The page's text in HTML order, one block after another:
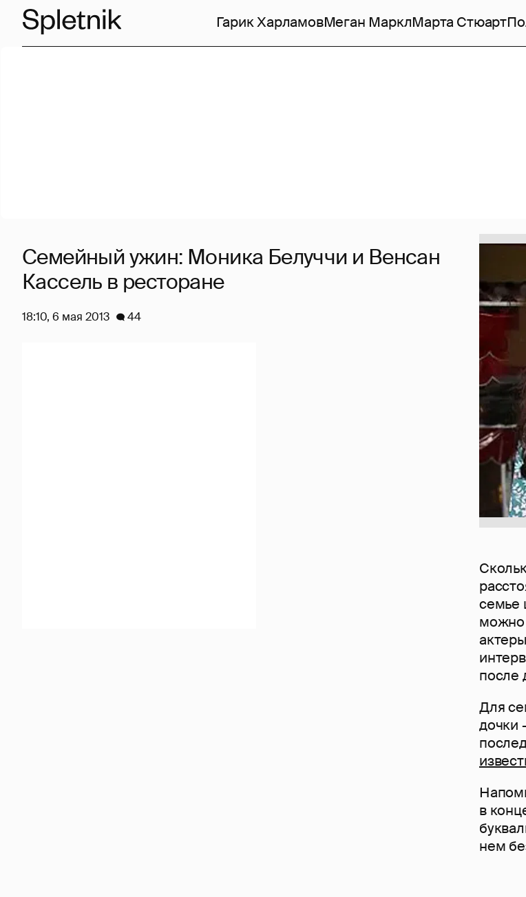
Гарик ХарламовМеган МарклМарта Стюарт
семье
можно
после
Для
дочки
в
нем
Семейный ужин: Моника Белуччи и Венсан
Кассель в ресторане
18:10, 6 мая 2013 44